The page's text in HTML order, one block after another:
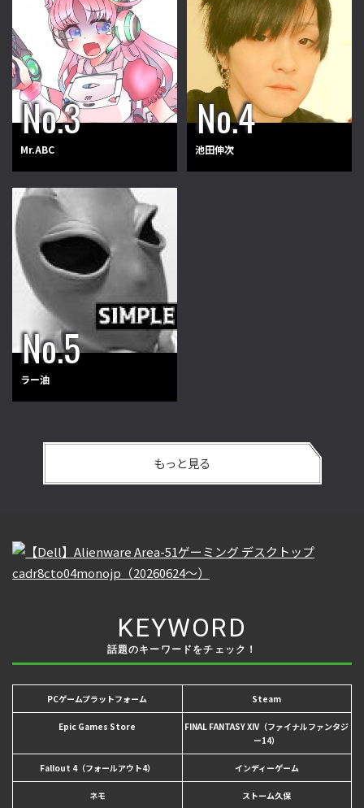
Mr.ABC 池田伸次
ラー油
もっと見る
KEYWORD
話題のキーワードをチェック！
PCゲームプラットフォーム Steam
Epic Games Store
FINAL FANTASY XIV（ファイナルファンタジ
ー14）
Fallout 4（フォールアウト4） インディーゲーム
ネモ ストーム久保